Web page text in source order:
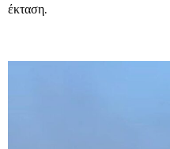
έκταση.